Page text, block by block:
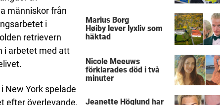
människor från
i
retrievern
i arbetet med att
New York spelade
efter överlevande,
Marius Borg
Høiby lever lyxliv som
häktad
Nicole Meeuws
förklarades död i två
minuter
Jeanette Höglund har